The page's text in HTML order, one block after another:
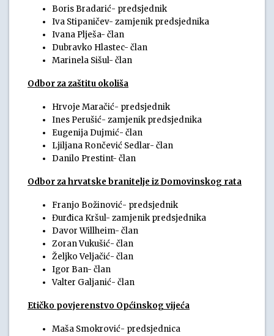
Boris Bradarić- predsjednik
Iva Stipaničev- zamjenik predsjednika
Ivana Plješa- član
Dubravko Hlastec- član
Marinela Sišul- član
Odbor za zaštitu okoliša
Hrvoje Maračić- predsjednik
Ines Perušić- zamjenik predsjednika
Eugenija Dujmić- član
Ljiljana Rončević Sedlar- član
Danilo Prestint- član
Odbor za hrvatske branitelje iz Domovinskog rata
Franjo Božinović- predsjednik
Đurđica Kršul- zamjenik predsjednika
Davor Willheim- član
Zoran Vukušić- član
Željko Veljačić- član
Igor Ban- član
Valter Galjanić- član
Etičko povjerenstvo Općinskog vijeća
Maša Smokrović- predsjednica